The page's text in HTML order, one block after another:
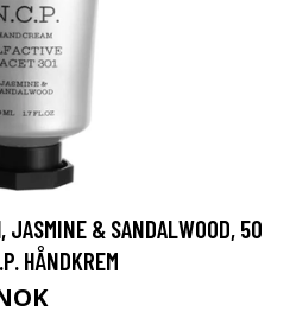
JASMINE & SANDALWOOD, 50
HÅNDKREM